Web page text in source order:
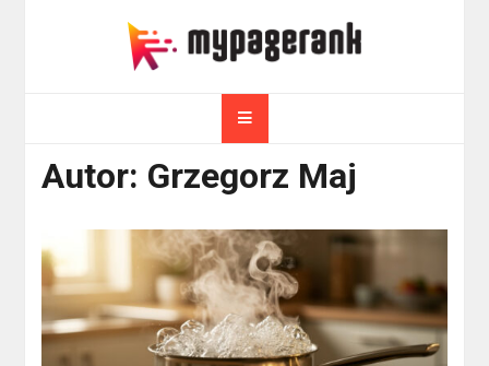
myPageRank.pl
Autor: Grzegorz Maj